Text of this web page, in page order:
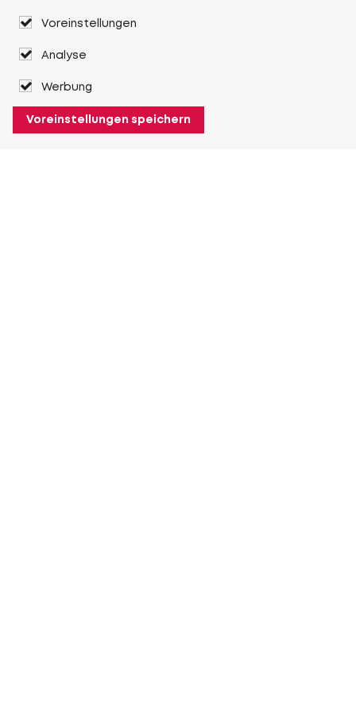
Voreinstellungen
Analyse
Werbung
Voreinstellungen speichern